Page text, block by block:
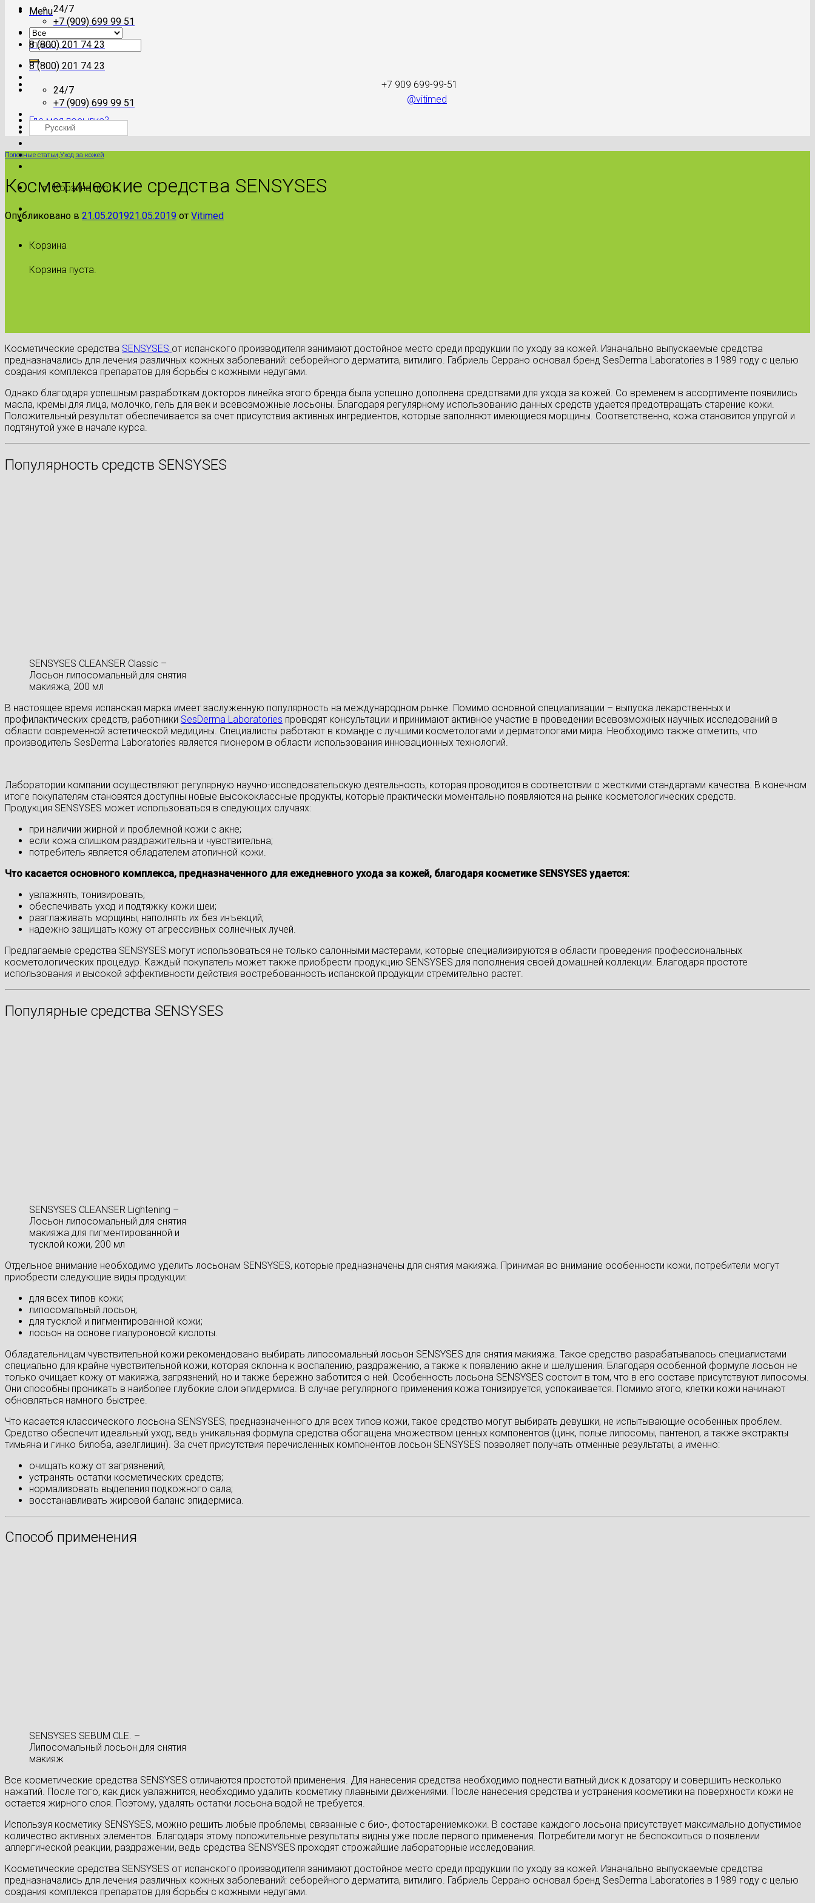
Menu
Искать:
+7 909 699-99-51
@vitimed
Где моя посылка?
Корзина пуста.
Корзина
Корзина пуста.
24/7
+7 (909) 699 99 51
8 (800) 201 74 23
8 (800) 201 74 23
24/7
+7 (909) 699 99 51
Русский
Полезные статьи,Уход за кожей
Косметические средства SENSYSES
Опубликовано в 21.05.201921.05.2019 от Vitimed
Косметические средства SENSYSES от испанского производителя занимают достойное место среди продукции по уходу за кожей. Изначально выпускаемые средства
предназначались для лечения различных кожных заболеваний: себорейного дерматита, витилиго. Габриель Серрано основал бренд SesDerma Laboratories в 1989 году с целью
создания комплекса препаратов для борьбы с кожными недугами.
Однако благодаря успешным разработкам докторов линейка этого бренда была успешно дополнена средствами для ухода за кожей. Со временем в ассортименте появились
масла, кремы для лица, молочко, гель для век и всевозможные лосьоны. Благодаря регулярному использованию данных средств удается предотвращать старение кожи.
Положительный результат обеспечивается за счет присутствия активных ингредиентов, которые заполняют имеющиеся морщины. Соответственно, кожа становится упругой и
подтянутой уже в начале курса.
Популярность средств SENSYSES
SENSYSES CLEANSER Classic –
Лосьон липосомальный для снятия
макияжа, 200 мл
В настоящее время испанская марка имеет заслуженную популярность на международном рынке. Помимо основной специализации – выпуска лекарственных и
профилактических средств, работники SesDerma Laboratories проводят консультации и принимают активное участие в проведении всевозможных научных исследований в
области современной эстетической медицины. Специалисты работают в команде с лучшими косметологами и дерматологами мира. Необходимо также отметить, что
производитель SesDerma Laboratories является пионером в области использования инновационных технологий.
Лаборатории компании осуществляют регулярную научно-исследовательскую деятельность, которая проводится в соответствии с жесткими стандартами качества. В конечном
итоге покупателям становятся доступны новые высококлассные продукты, которые практически моментально появляются на рынке косметологических средств.
Продукция SENSYSES может использоваться в следующих случаях:
при наличии жирной и проблемной кожи с акне;
если кожа слишком раздражительна и чувствительна;
потребитель является обладателем атопичной кожи.
Что касается основного комплекса, предназначенного для ежедневного ухода за кожей, благодаря косметике SENSYSES удается:
увлажнять, тонизировать;
обеспечивать уход и подтяжку кожи шеи;
разглаживать морщины, наполнять их без инъекций;
надежно защищать кожу от агрессивных солнечных лучей.
Предлагаемые средства SENSYSES могут использоваться не только салонными мастерами, которые специализируются в области проведения профессиональных
косметологических процедур. Каждый покупатель может также приобрести продукцию SENSYSES для пополнения своей домашней коллекции. Благодаря простоте
использования и высокой эффективности действия востребованность испанской продукции стремительно растет.
Популярные средства SENSYSES
SENSYSES CLEANSER Lightening –
Лосьон липосомальный для снятия
макияжа для пигментированной и
тусклой кожи, 200 мл
Отдельное внимание необходимо уделить лосьонам SENSYSES, которые предназначены для снятия макияжа. Принимая во внимание особенности кожи, потребители могут
приобрести следующие виды продукции:
для всех типов кожи;
липосомальный лосьон;
для тусклой и пигментированной кожи;
лосьон на основе гиалуроновой кислоты.
Обладательницам чувствительной кожи рекомендовано выбирать липосомальный лосьон SENSYSES для снятия макияжа. Такое средство разрабатывалось специалистами
специально для крайне чувствительной кожи, которая склонна к воспалению, раздражению, а также к появлению акне и шелушения. Благодаря особенной формуле лосьон не
только очищает кожу от макияжа, загрязнений, но и также бережно заботится о ней. Особенность лосьона SENSYSES состоит в том, что в его составе присутствуют липосомы.
Они способны проникать в наиболее глубокие слои эпидермиса. В случае регулярного применения кожа тонизируется, успокаивается. Помимо этого, клетки кожи начинают
обновляться намного быстрее.
Что касается классического лосьона SENSYSES, предназначенного для всех типов кожи, такое средство могут выбирать девушки, не испытывающие особенных проблем.
Средство обеспечит идеальный уход, ведь уникальная формула средства обогащена множеством ценных компонентов (цинк, полые липосомы, пантенол, а также экстракты
тимьяна и гинко билоба, азелглицин). За счет присутствия перечисленных компонентов лосьон SENSYSES позволяет получать отменные результаты, а именно:
очищать кожу от загрязнений;
устранять остатки косметических средств;
нормализовать выделения подкожного сала;
восстанавливать жировой баланс эпидермиса.
Способ применения
SENSYSES SEBUM CLE. –
Липосомальный лосьон для снятия
макияж
Все косметические средства SENSYSES отличаются простотой применения. Для нанесения средства необходимо поднести ватный диск к дозатору и совершить несколько
нажатий. После того, как диск увлажнится, необходимо удалить косметику плавными движениями. После нанесения средства и устранения косметики на поверхности кожи не
остается жирного слоя. Поэтому, удалять остатки лосьона водой не требуется.
Используя косметику SENSYSES, можно решить любые проблемы, связанные с био-, фотостарениемкожи. В составе каждого лосьона присутствует максимально допустимое
количество активных элементов. Благодаря этому положительные результаты видны уже после первого применения. Потребители могут не беспокоиться о появлении
аллергической реакции, раздражении, ведь средства SENSYSES проходят строжайшие лабораторные исследования.
Косметические средства SENSYSES от испанского производителя занимают достойное место среди продукции по уходу за кожей. Изначально выпускаемые средства
предназначались для лечения различных кожных заболеваний: себорейного дерматита, витилиго. Габриель Серрано основал бренд SesDerma Laboratories в 1989 году с целью
создания комплекса препаратов для борьбы с кожными недугами.